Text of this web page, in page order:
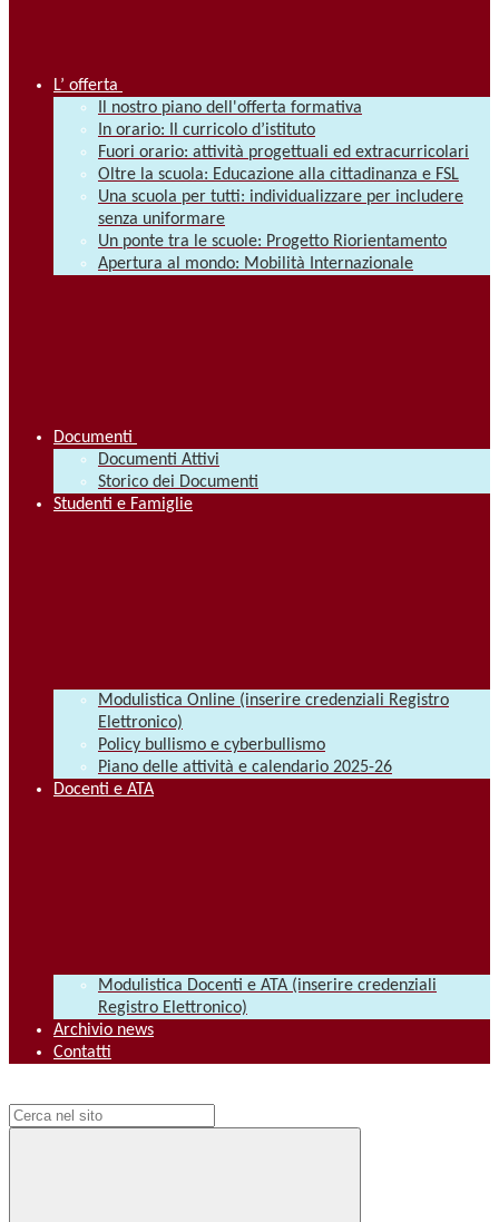
L’ offerta
Il nostro piano dell'offerta formativa
In orario: Il curricolo d’istituto
Fuori orario: attività progettuali ed extracurricolari
Oltre la scuola: Educazione alla cittadinanza e FSL
Una scuola per tutti: individualizzare per includere
senza uniformare
Un ponte tra le scuole: Progetto Riorientamento
Apertura al mondo: Mobilità Internazionale
Documenti
Documenti Attivi
Storico dei Documenti
Studenti e Famiglie
Modulistica Online (inserire credenziali Registro
Elettronico)
Policy bullismo e cyberbullismo
Piano delle attività e calendario 2025-26
Docenti e ATA
Modulistica Docenti e ATA (inserire credenziali
Registro Elettronico)
Archivio news
Contatti